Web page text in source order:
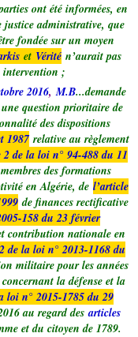
ont été informées, en
justice administrative, que
fondée sur un moyen
et Vérité n’aurait pas
;
2016, M.B...demande
question prioritaire de
des dispositions
1987relative au règlement
2 de la loi n° 94-488 du 11
des formations
en Algérie, de l’article
de finances rectificative
158 du 23 février
contribution nationale en
de la loi n° 2013-1168 du
militaire pour les années
la défense et la
loi n° 2015-1785 du 29
au regard desarticles
et du citoyen de 1789.